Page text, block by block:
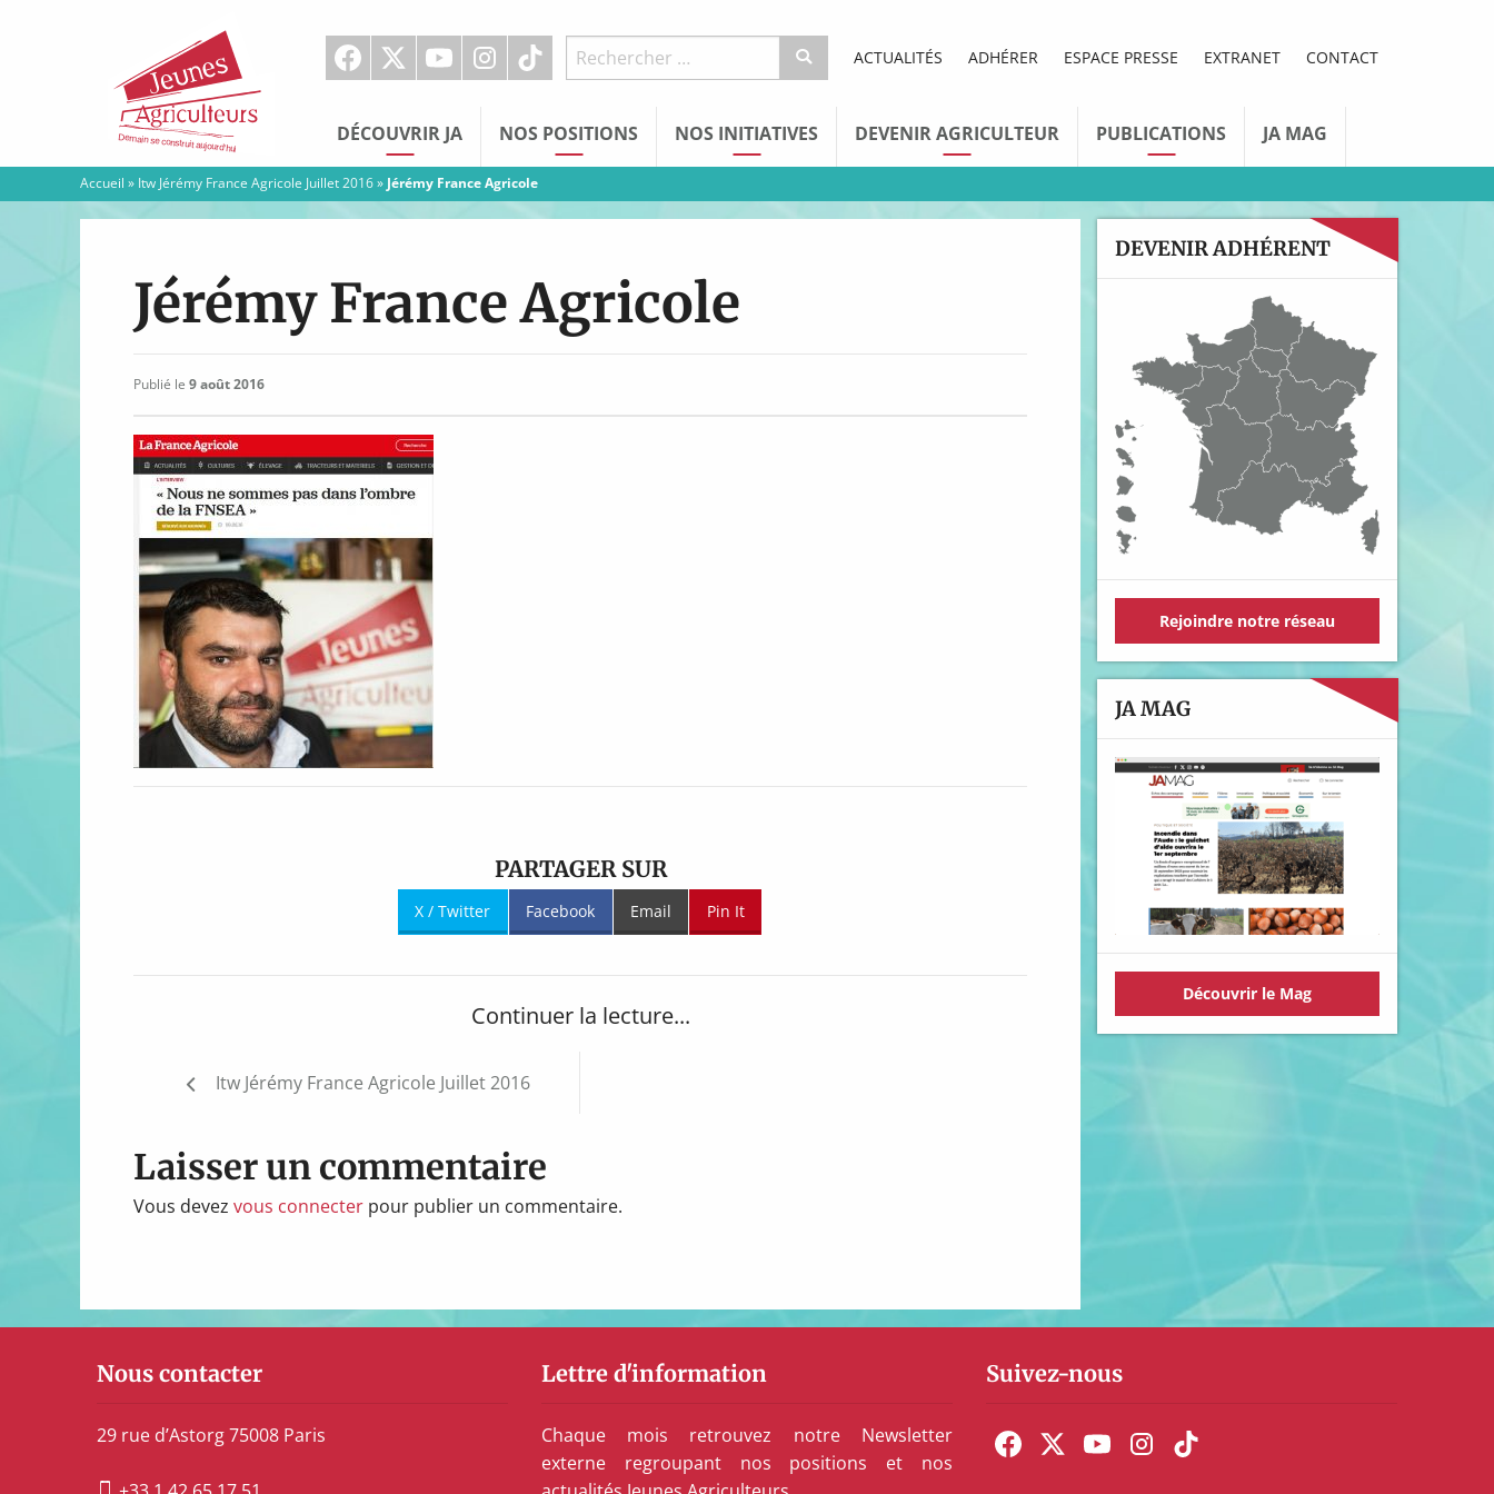
Agriculteurs
ACTUALITÉS ADHÉRER ESPACE PRESSE EXTRANET CONTACT
DÉCOUVRIR JA NOS POSITIONS NOS INITIATIVES DEVENIR AGRICULTEUR PUBLICATIONS JA MAG
Accueil » Itw Jérémy France Agricole Juillet 2016» Jérémy France Agricole
Jérémy France Agricole
Publié le 9 août 2016
PARTAGER SUR
X / Twitter Facebook Email Pin It
Continuer la lecture...
Navigation
l’article
Itw Jérémy France Agricole Juillet 2016
Laisser un commentaire
Vous devez vous connecter pour publier un commentaire.
DEVENIR ADHÉRENT
Rejoindre notre réseau
JA MAG
Découvrir le Mag
Nous contacter
29 rue d’Astorg 75008 Paris
Lettre d'information
Chaque mois retrouvez notre Newsletter
externe regroupant nos positions et nos
Suivez-nous